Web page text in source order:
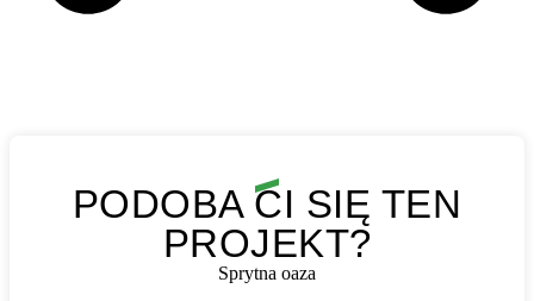
PODOBA CI SIĘ TEN
PROJEKT?
Sprytna oaza